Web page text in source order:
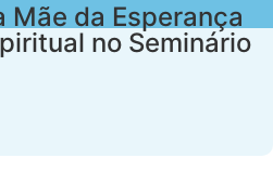
Mãe da Esperança
no Seminário